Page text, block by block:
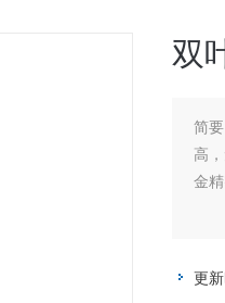
双
简
高
金
更新